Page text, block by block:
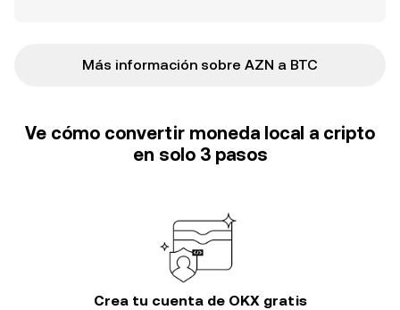
Más información sobre AZN a BTC
Ve cómo convertir moneda local a cripto
en solo 3 pasos
Crea tu cuenta de OKX gratis